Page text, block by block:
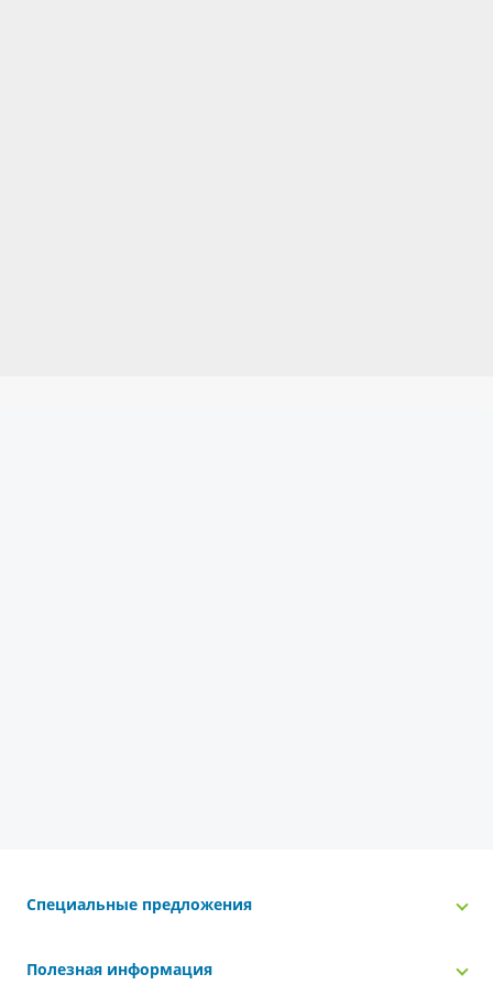
Специальные предложения
Полезная информация